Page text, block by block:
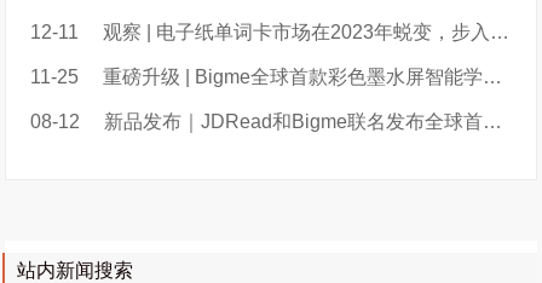
12-11 观察 | 电子纸单词卡市场在2023年蜕变，步入2.0阶段；百词斩超过喵喵机暂列第一
11-25 重磅升级 | Bigme全球首款彩色墨水屏智能学练本B2重磅升级新增大量实用功能
08-12 新品发布｜JDRead和Bigme联名发布全球首款彩色墨水屏智能学练本B2
站内新闻搜索